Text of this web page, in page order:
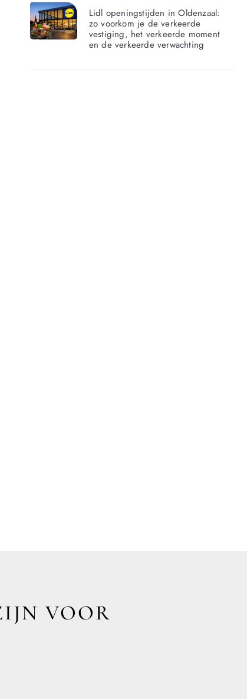
Lidl openingstijden in Oldenzaal:
zo voorkom je de verkeerde
vestiging, het verkeerde moment
en de verkeerde verwachting
VOOR